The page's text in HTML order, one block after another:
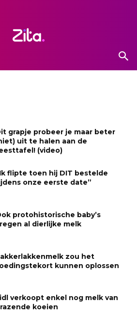
grapje probeer je maar beter
uit te halen aan de
(video)
flipte toen hij DIT bestelde
onze eerste date”
protohistorische baby’s
al dierlijke melk
zou het
kunnen oplossen
verkoopt enkel nog melk van
koeien